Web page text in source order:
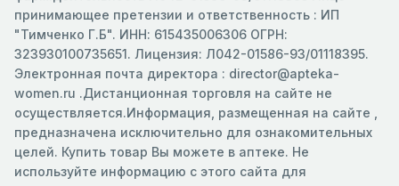
принимающее претензии и ответственность : ИП
"Тимченко Г.Б". ИНН: 615435006306 ОГРН:
323930100735651. Лицензия: Л042-01586-93/01118395.
Электронная почта директора : director@apteka-
women.ru .Дистанционная торговля на сайте не
осуществляется.Информация, размещенная на сайте ,
предназначена исключительно для ознакомительных
целей. Купить товар Вы можете в аптеке. Не
используйте информацию с этого сайта для